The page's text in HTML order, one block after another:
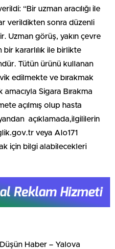
“Bir uzman aracılığı ile
verildikten sonra düzenli
Uzman görüş, yakın çevre
kararlılık ile birlikte
Tütün ürünü kullanan
edilmekte ve bırakmak
Sigara Bırakma
açılmış olup hasta
açıklamada,ilgililerin
veya Alo171
için bilgi alabilecekleri
Haber – Yalova